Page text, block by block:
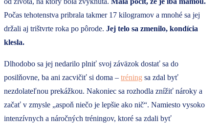
Počas tehotenstva pribrala takmer 17 kilogramov a mnohé sa jej
držali aj trištvrte roka po pôrode. Jej telo sa zmenilo, kondícia
klesla.
Dlhodobo sa jej nedarilo plniť svoj záväzok dostať sa do
posilňovne, ba ani zacvičiť si doma – tréning sa zdal byť
nezdolateľnou prekážkou. Nakoniec sa rozhodla znížiť nároky a
začať v zmysle „aspoň niečo je lepšie ako nič“. Namiesto vysoko
intenzívnych a náročných tréningov, ktoré sa zdali byť